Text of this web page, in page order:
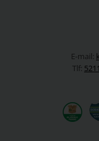
E-mail:
Tlf: